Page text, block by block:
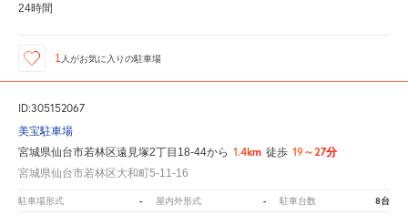
24時間
1 人がお気に入りの駐車場
ID:305152067
美宝駐車場
宮城県仙台市若林区遠見塚2丁目18-44から 1.4km 徒歩 19～27分
宮城県仙台市若林区大和町5-11-16
駐車場形式 - 屋内外形式 - 駐車台数 8台